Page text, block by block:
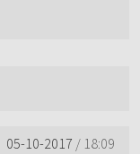
05-10-2017 / 18:09